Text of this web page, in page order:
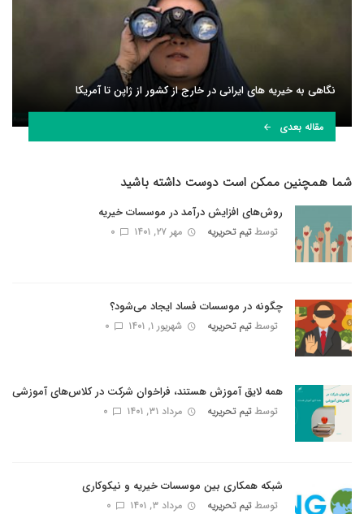
نگاهی به خیریه های ایرانی در خارج از کشور از ژاپن تا آمریکا
مقاله بعدی
شما همچنین ممکن است دوست داشته باشید
روش‌های افزایش درآمد در موسسات خیریه
توسطتیم تحریریه مهر ۲۷, ۱۴۰۱ 0
چگونه در موسسات فساد ایجاد می‌شود؟
توسطتیم تحریریه شهریور ۱, ۱۴۰۱ 0
همه لایق آموزش هستند، فراخوان شرکت در کلاس‌های آموزشی
توسطتیم تحریریه مرداد ۳۱, ۱۴۰۱ 0
شبکه همکاری بین موسسات خیریه و نیکوکاری
توسطتیم تحریریه مرداد ۳, ۱۴۰۱ 0